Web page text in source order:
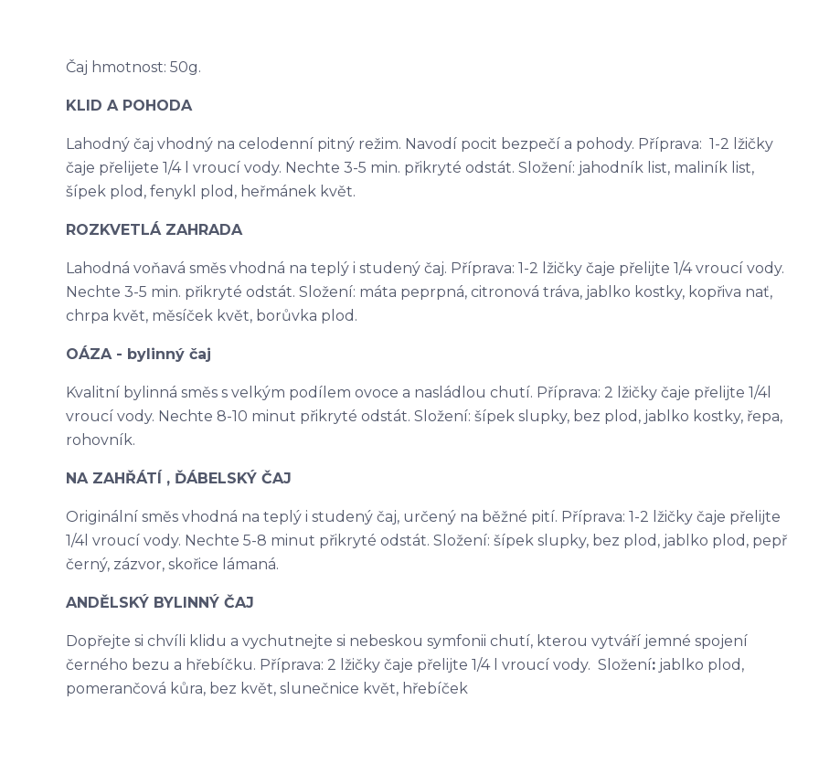
Čaj hmotnost: 50g.
KLID A POHODA
Lahodný čaj vhodný na celodenní pitný režim. Navodí pocit bezpečí a pohody. Příprava: 1-2 lžičky
čaje přelijete 1/4 l vroucí vody. Nechte 3-5 min. přikryté odstát. Složení: jahodník list, maliník list,
šípek plod, fenykl plod, heřmánek květ.
ROZKVETLÁ ZAHRADA
Lahodná voňavá směs vhodná na teplý i studený čaj. Příprava: 1-2 lžičky čaje přelijte 1/4 vroucí vody.
Nechte 3-5 min. přikryté odstát. Složení: máta peprpná, citronová tráva, jablko kostky, kopřiva nať,
chrpa květ, měsíček květ, borůvka plod.
OÁZA - bylinný čaj
Kvalitní bylinná směs s velkým podílem ovoce a nasládlou chutí. Příprava: 2 lžičky čaje přelijte 1/4l
vroucí vody. Nechte 8-10 minut přikryté odstát. Složení: šípek slupky, bez plod, jablko kostky, řepa,
rohovník.
NA ZAHŘÁTÍ , ĎÁBELSKÝ ČAJ
Originální směs vhodná na teplý i studený čaj, určený na běžné pití. Příprava: 1-2 lžičky čaje přelijte
1/4l vroucí vody. Nechte 5-8 minut přikryté odstát. Složení: šípek slupky, bez plod, jablko plod, pepř
černý, zázvor, skořice lámaná.
ANDĚLSKÝ BYLINNÝ ČAJ
Dopřejte si chvíli klidu a vychutnejte si nebeskou symfonii chutí, kterou vytváří jemné spojení
černého bezu a hřebíčku. Příprava: 2 lžičky čaje přelijte 1/4 l vroucí vody. Složení: jablko plod,
pomerančová kůra, bez květ, slunečnice květ, hřebíček